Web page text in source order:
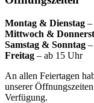
Montag & Dienstag –
Mittwoch &
Samstag & Sonntag
Freitag – ab 15 Uhr
An allen Feiertagen
unserer
Verfügung.